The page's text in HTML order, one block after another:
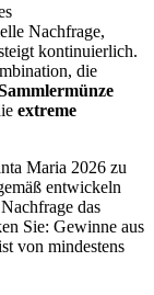
Nachfrage,
kontinuierlich.
die
extreme
Maria 2026 zu
entwickeln
das
Sie: Gewinne aus
von mindestens